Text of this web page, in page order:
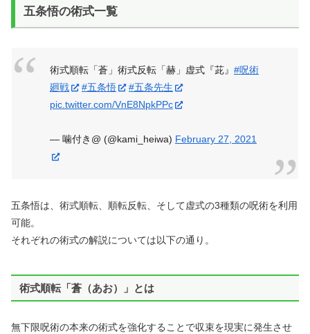
五条悟の術式一覧
術式順転「蒼」術式反転「赫」虚式『茈』 #呪術
廻戦
#五条悟
#五条先生
pic.twitter.com/VnE8NpkPPc
— 噛付き@ (@kami_heiwa) February 27, 2021
五条悟は、術式順転、順転反転、そして虚式の3種類の呪術を利用
可能。
それぞれの術式の解説については以下の通り。
術式順転「蒼（あお）」とは
無下限呪術の本来の術式を強化することで収束を現実に発生させ